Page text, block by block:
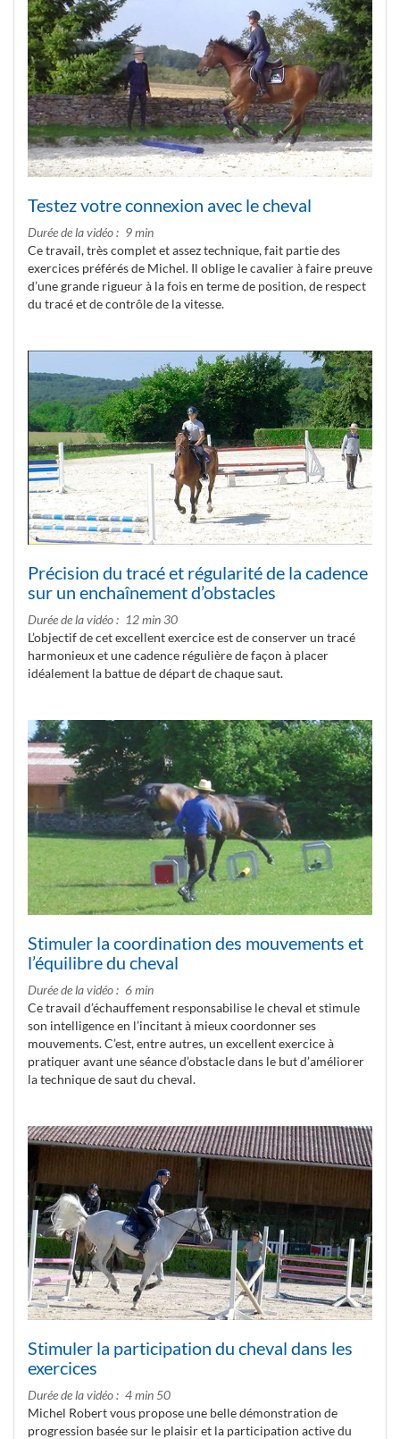
Testez votre connexion avec le cheval
Durée de la vidéo
9 min
Ce travail, très complet et assez technique, fait partie des
exercices préférés de Michel. Il oblige le cavalier à faire preuve
d’une grande rigueur à la fois en terme de position, de respect
du tracé et de contrôle de la vitesse.
Précision du tracé et régularité de la cadence
sur un enchaînement d’obstacles
Durée de la vidéo
12 min 30
L’objectif de cet excellent exercice est de conserver un tracé
harmonieux et une cadence régulière de façon à placer
idéalement la battue de départ de chaque saut.
Stimuler la coordination des mouvements et
l’équilibre du cheval
Durée de la vidéo
6 min
Ce travail d’échauffement responsabilise le cheval et stimule
son intelligence en l’incitant à mieux coordonner ses
mouvements. C’est, entre autres, un excellent exercice à
pratiquer avant une séance d’obstacle dans le but d’améliorer
la technique de saut du cheval.
Stimuler la participation du cheval dans les
exercices
Durée de la vidéo
4 min 50
Michel Robert vous propose une belle démonstration de
progression basée sur le plaisir et la participation active du